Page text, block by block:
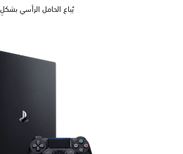
يُباع الحامل الرأسي بشكلٍ منفصلٍ